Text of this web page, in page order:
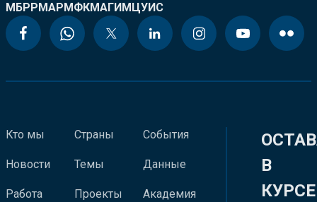
МБРРМАРМФКМАГИМЦУИС
Кто мы
Новости
Работа
Страны
Темы
Проекты
События
Данные
Академия
В
КУРСЕ